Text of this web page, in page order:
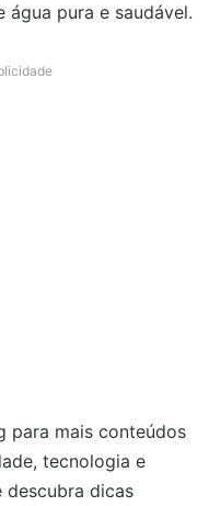
pura e saudável.
para mais conteúdos
tecnologia e
descubra dicas